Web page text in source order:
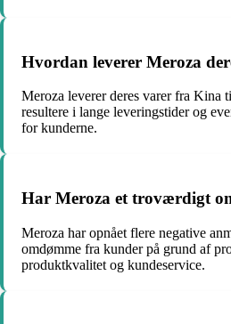
Hvordan leverer Meroza
Meroza leverer deres varer fra Kina
resultere i lange leveringstider og
for kunderne.
Har Meroza et troværdigt
Meroza har opnået flere negative
omdømme fra kunder på grund af
produktkvalitet og kundeservice.